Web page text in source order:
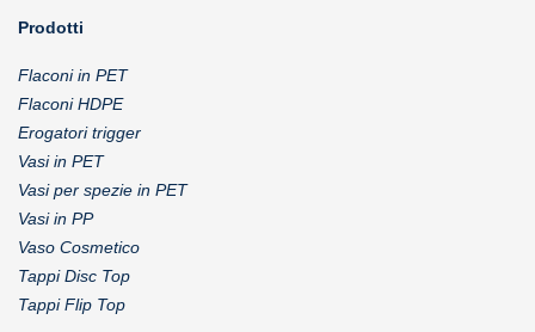
Prodotti
Flaconi in PET
Flaconi HDPE
Erogatori trigger
Vasi in PET
Vasi per spezie in PET
Vasi in PP
Vaso Cosmetico
Tappi Disc Top
Tappi Flip Top